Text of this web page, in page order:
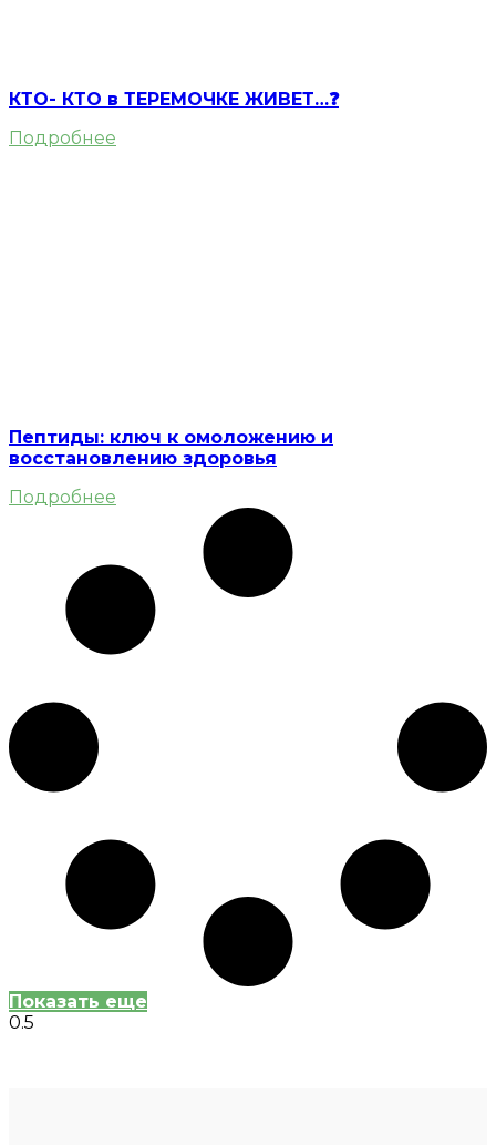
КТО- КТО в ТЕРЕМОЧКЕ ЖИВЕТ…❓
Подробнее
Пептиды: ключ к омоложению и
восстановлению здоровья
Подробнее
Показать еще